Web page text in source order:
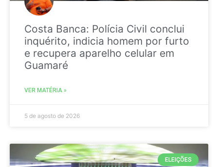
Costa Banca: Polícia Civil conclui
inquérito, indicia homem por furto
e recupera aparelho celular em
Guamaré
VER MATÉRIA »
5 de agosto de 2026
ELEIÇÕES